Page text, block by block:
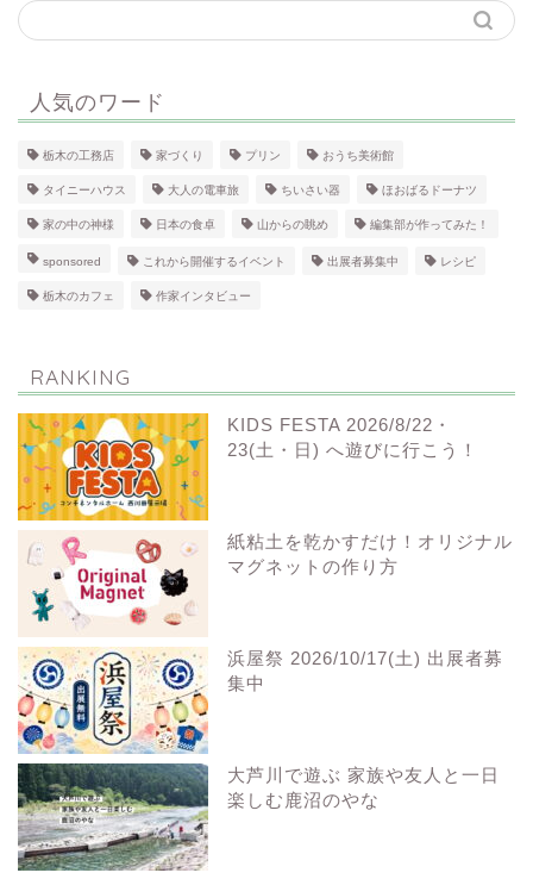
人気のワード
栃木の工務店 家づくり プリン おうち美術館
タイニーハウス 大人の電車旅 ちいさい器 ほおばるドーナツ
家の中の神様 日本の食卓 山からの眺め 編集部が作ってみた！
sponsored これから開催するイベント 出展者募集中 レシピ
栃木のカフェ 作家インタビュー
RANKING
KIDS FESTA 2026/8/22・
23(土・日) へ遊びに行こう！
紙粘土を乾かすだけ！オリジナル
マグネットの作り方
浜屋祭 2026/10/17(土) 出展者募
集中
大芦川で遊ぶ 家族や友人と一日
楽しむ鹿沼のやな